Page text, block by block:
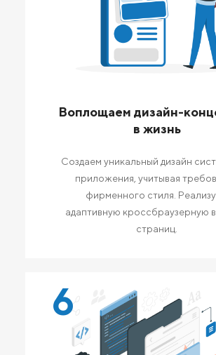
Воплощаем дизайн-
в жизнь
Создаем уникальный дизайн
приложения, учитывая
фирменного стиля.
адаптивную кроссбраузерную
страниц.
6